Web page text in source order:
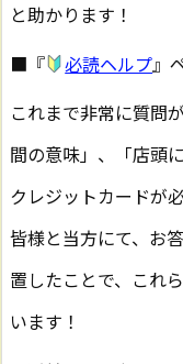
と助かります！
■『
必読ヘルプ』
これまで非常に質問
間の意味」、「店頭
クレジットカードが
皆様と当方にて、お
置したことで、これ
います！